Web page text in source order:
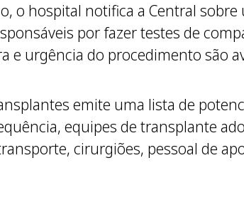
o hospital notifica a Central
por fazer testes de
e urgência do procedimento são
emite uma lista de
equipes de transplante
cirurgiões, pessoal de